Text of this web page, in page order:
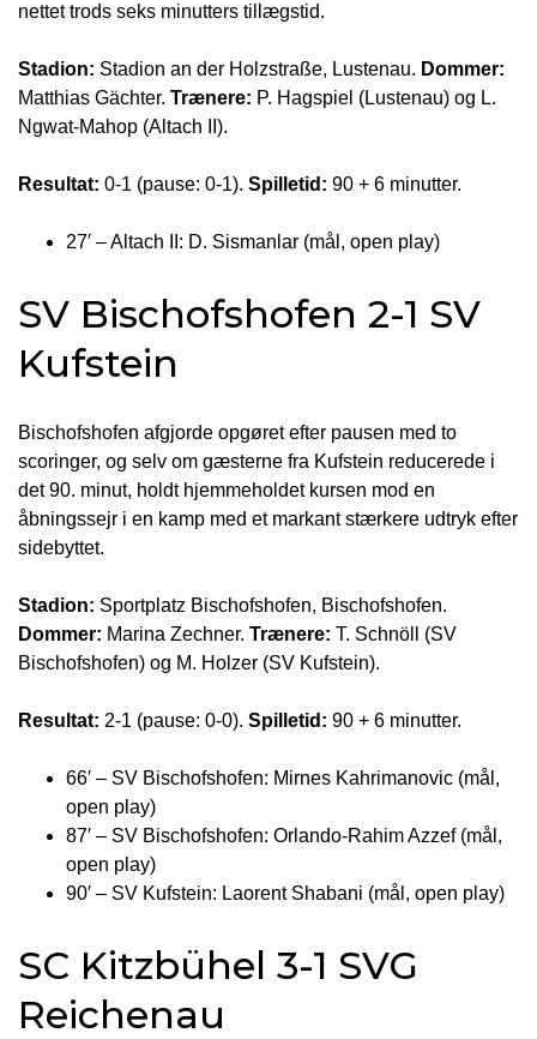
nettet trods seks minutters tillægstid.
Stadion: Stadion an der Holzstraße, Lustenau. Dommer:
Matthias Gächter. Trænere: P. Hagspiel (Lustenau) og L.
Ngwat-Mahop (Altach II).
Resultat: 0-1 (pause: 0-1). Spilletid: 90 + 6 minutter.
27′ – Altach II: D. Sismanlar (mål, open play)
SV Bischofshofen 2-1 SV
Kufstein
Bischofshofen afgjorde opgøret efter pausen med to
scoringer, og selv om gæsterne fra Kufstein reducerede i
det 90. minut, holdt hjemmeholdet kursen mod en
åbningssejr i en kamp med et markant stærkere udtryk efter
sidebyttet.
Stadion: Sportplatz Bischofshofen, Bischofshofen.
Dommer: Marina Zechner. Trænere: T. Schnöll (SV
Bischofshofen) og M. Holzer (SV Kufstein).
Resultat: 2-1 (pause: 0-0). Spilletid: 90 + 6 minutter.
66′ – SV Bischofshofen: Mirnes Kahrimanovic (mål,
open play)
87′ – SV Bischofshofen: Orlando-Rahim Azzef (mål,
open play)
90′ – SV Kufstein: Laorent Shabani (mål, open play)
SC Kitzbühel 3-1 SVG
Reichenau